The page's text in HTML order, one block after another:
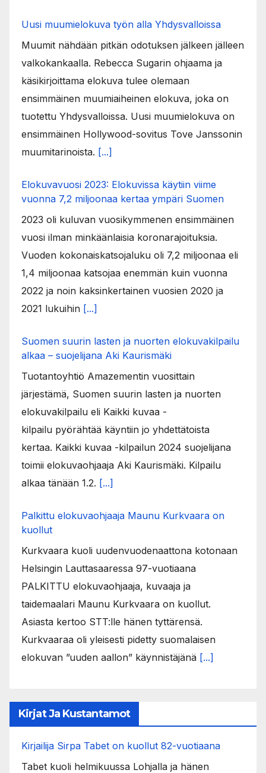
Uusi muumielokuva työn alla Yhdysvalloissa
Muumit nähdään pitkän odotuksen jälkeen jälleen
valkokankaalla. Rebecca Sugarin ohjaama ja
käsikirjoittama elokuva tulee olemaan
ensimmäinen muumiaiheinen elokuva, joka on
tuotettu Yhdysvalloissa. Uusi muumielokuva on
ensimmäinen Hollywood-sovitus Tove Janssonin
muumitarinoista. [...]
Elokuvavuosi 2023: Elokuvissa käytiin viime
vuonna 7,2 miljoonaa kertaa ympäri Suomen
2023 oli kuluvan vuosikymmenen ensimmäinen
vuosi ilman minkäänlaisia koronarajoituksia.
Vuoden kokonaiskatsojaluku oli 7,2 miljoonaa eli
1,4 miljoonaa katsojaa enemmän kuin vuonna
2022 ja noin kaksinkertainen vuosien 2020 ja
2021 lukuihin [...]
Suomen suurin lasten ja nuorten elokuvakilpailu
alkaa – suojelijana Aki Kaurismäki
Tuotantoyhtiö Amazementin vuosittain
järjestämä, Suomen suurin lasten ja nuorten
elokuvakilpailu eli Kaikki kuvaa -
kilpailu pyörähtää käyntiin jo yhdettätoista
kertaa. Kaikki kuvaa -kilpailun 2024 suojelijana
toimii elokuvaohjaaja Aki Kaurismäki. Kilpailu
alkaa tänään 1.2. [...]
Palkittu elokuvaohjaaja Maunu Kurkvaara on
kuollut
Kurkvaara kuoli uudenvuodenaattona kotonaan
Helsingin Lauttasaaressa 97-vuotiaana
PALKITTU elokuvaohjaaja, kuvaaja ja
taidemaalari Maunu Kurkvaara on kuollut.
Asiasta kertoo STT:lle hänen tyttärensä.
Kurkvaaraa oli yleisesti pidetty suomalaisen
elokuvan ”uuden aallon” käynnistäjänä [...]
Kirjat Ja Kustantamot
Kirjailija Sirpa Tabet on kuollut 82-vuotiaana
Tabet kuoli helmikuussa Lohjalla ja hänen